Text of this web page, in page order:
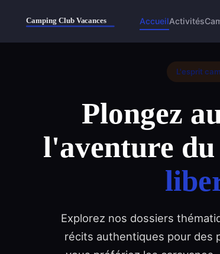
AccueilActivités
L'esprit
Plongez
l'aventure
Explorez nos dossiers
récits authentiques pour des